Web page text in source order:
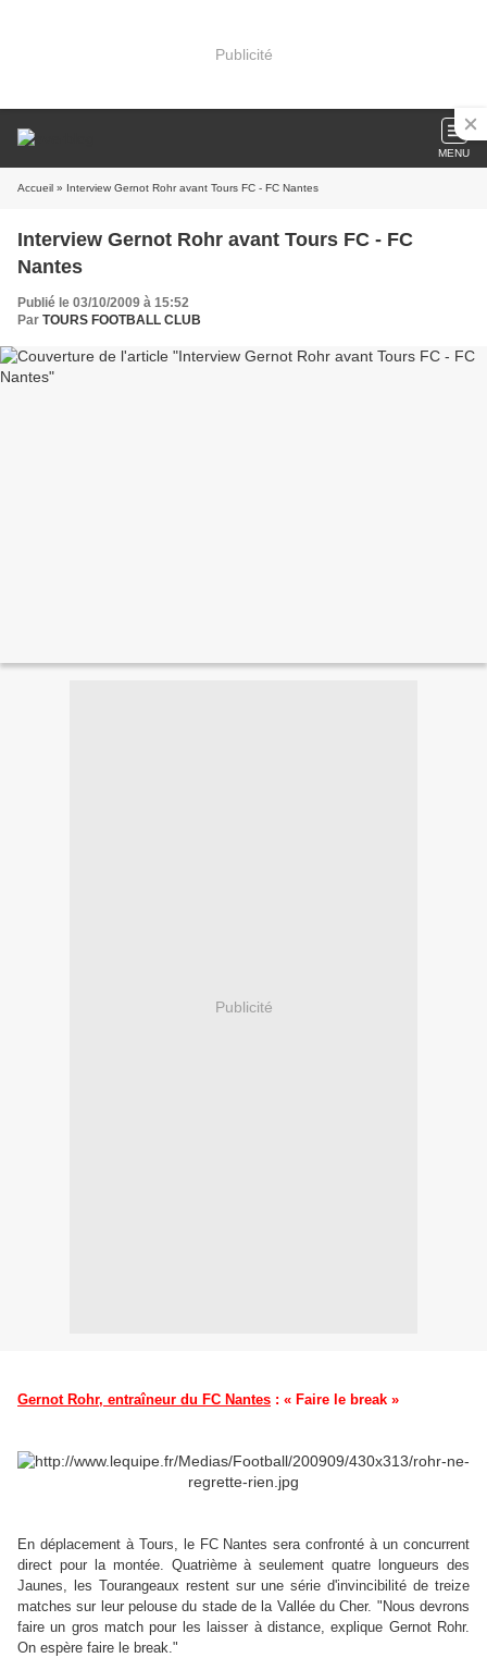
Publicité
MENU
Accueil » Interview Gernot Rohr avant Tours FC - FC Nantes
Interview Gernot Rohr avant Tours FC - FC
Nantes
Publié le 03/10/2009 à 15:52
Par TOURS FOOTBALL CLUB
Publicité
Gernot Rohr, entraîneur du FC Nantes : « Faire le break »
En déplacement à Tours, le FC Nantes sera confronté à un concurrent
direct pour la montée. Quatrième à seulement quatre longueurs des
Jaunes, les Tourangeaux restent sur une série d'invincibilité de treize
matches sur leur pelouse du stade de la Vallée du Cher. "Nous devrons
faire un gros match pour les laisser à distance, explique Gernot Rohr.
On espère faire le break."